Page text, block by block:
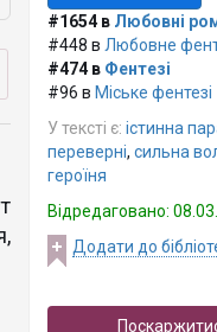
#1654 в Любовні
#448 в Любовне
#474 в Фентезі
#96 в Міське фентезі
У тексті є: істинна
переверні, сильна
героїня
Відредаговано:
Додати до